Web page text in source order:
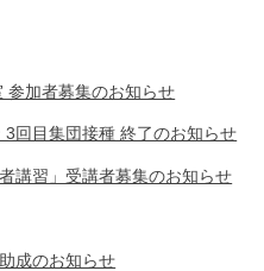
参加者募集のお知らせ
回目集団接種 終了のお知らせ
講習」受講者募集のお知らせ
成のお知らせ